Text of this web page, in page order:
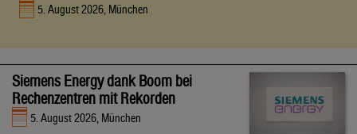
5. August 2026, München
Siemens Energy dank Boom bei
Rechenzentren mit Rekorden
5. August 2026, München